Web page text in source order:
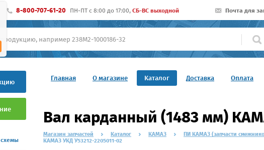
8-800-707-61-20 ПН-ПТ c 8:00 до 17:00, СБ-ВС выходной Почта для
Главная О магазине Каталог Доставка Оплата
схемы
Вал карданный (1483 мм)
Магазин запчастей Каталог КАМАЗ ПИ КАМАЗ (запчасти
КАМАЗ УКД У53212-2205011-02